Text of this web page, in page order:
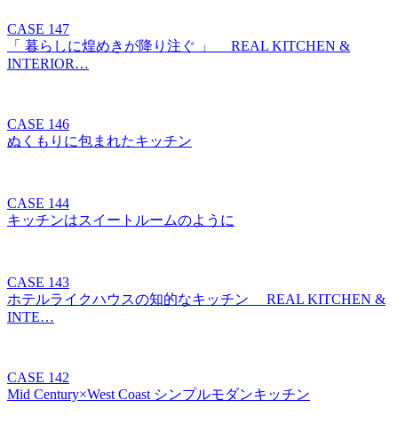
CASE 147
「 暮らしに煌めきが降り注ぐ 」 REAL KITCHEN &
INTERIOR…
CASE 146
ぬくもりに包まれたキッチン
CASE 144
キッチンはスイートルームのように
CASE 143
ホテルライクハウスの知的なキッチン REAL KITCHEN &
INTE…
CASE 142
Mid Century×West Coast シンプルモダンキッチン